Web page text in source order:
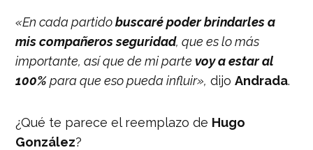
«En cada partidobuscaré poder brindarles a
mis compañeros seguridad, que es lo más
importante, así que de mi parte voy a estar al
100%para que eso pueda influir», dijoAndrada.
¿Qué te parece el reemplazo de Hugo
González?